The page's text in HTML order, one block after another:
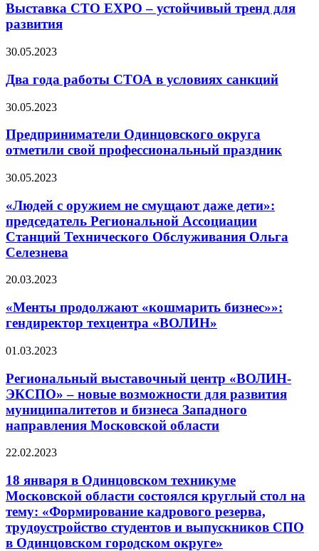
Выставка CTO EXPO – устойчивый тренд для
развития
30.05.2023
Два года работы СТОА в условиях санкций
30.05.2023
Предприниматели Одинцовского округа
отметили свой профессиональный праздник
30.05.2023
«Людей с оружием не смущают даже дети»:
председатель Региональной Ассоциации
Станций Технического Обслуживания Ольга
Селезнева
20.03.2023
«Менты продолжают «кошмарить бизнес»»:
гендиректор техцентра «ВОЛИН»
01.03.2023
Региональный выставочный центр «ВОЛИН-
ЭКСПО» – новые возможности для развития
муниципалитетов и бизнеса Западного
направления Московской области
22.02.2023
18 января в Одинцовском техникуме
Московской области состоялся круглый стол на
тему: «Формирование кадрового резерва,
трудоустройство студентов и выпускников СПО
в Одинцовском городском округе»